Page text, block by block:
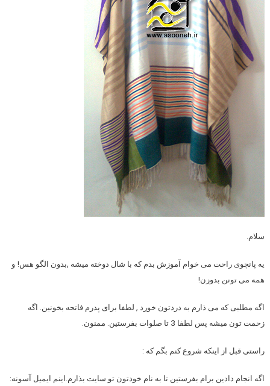
سلام.
یه پانچوی راحت می خوام آموزش بدم که با شال دوخته میشه ,بدون الگو هس! و
همه می تونن بدوزن!
اگه مطلبی که می ذارم به دردتون خورد , لطفا برای پدرم فاتحه بخونین. اگه
زحمت تون میشه پس لطفا 3 تا صلوات بفرستین. ممنون.
راستی قبل از اینکه شروع کنم بگم که :
اگه انجام دادین برام بفرستین تا به نام خودتون تو سایت بذارم.اینم ایمیل آسونه: